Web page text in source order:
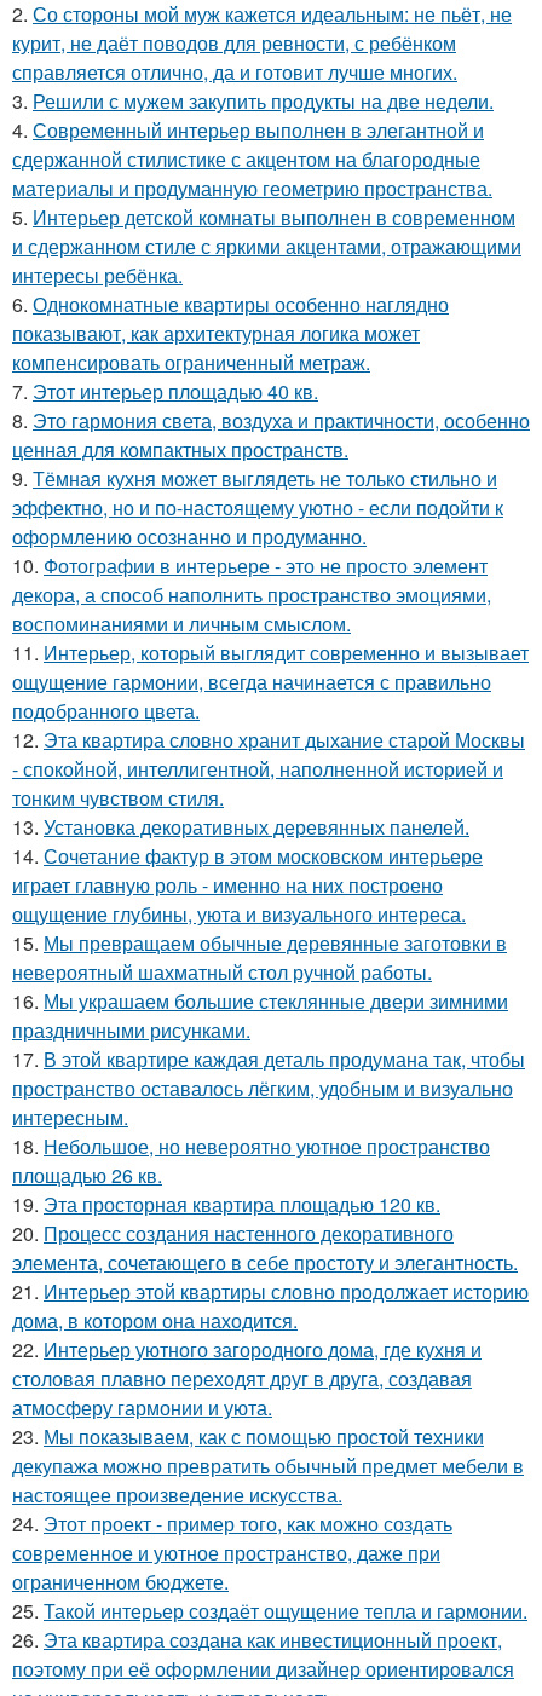
2. Со стороны мой муж кажется идеальным: не пьёт, не
курит, не даёт поводов для ревности, с ребёнком
справляется отлично, да и готовит лучше многих.
3. Решили с мужем закупить продукты на две недели.
4. Современный интерьер выполнен в элегантной и
сдержанной стилистике с акцентом на благородные
материалы и продуманную геометрию пространства.
5. Интерьер детской комнаты выполнен в современном
и сдержанном стиле с яркими акцентами, отражающими
интересы ребёнка.
6. Однокомнатные квартиры особенно наглядно
показывают, как архитектурная логика может
компенсировать ограниченный метраж.
7. Этот интерьер площадью 40 кв.
8. Это гармония света, воздуха и практичности, особенно
ценная для компактных пространств.
9. Тёмная кухня может выглядеть не только стильно и
эффектно, но и по-настоящему уютно - если подойти к
оформлению осознанно и продуманно.
10. Фотографии в интерьере - это не просто элемент
декора, а способ наполнить пространство эмоциями,
воспоминаниями и личным смыслом.
11. Интерьер, который выглядит современно и вызывает
ощущение гармонии, всегда начинается с правильно
подобранного цвета.
12. Эта квартира словно хранит дыхание старой Москвы
- спокойной, интеллигентной, наполненной историей и
тонким чувством стиля.
13. Установка декоративных деревянных панелей.
14. Сочетание фактур в этом московском интерьере
играет главную роль - именно на них построено
ощущение глубины, уюта и визуального интереса.
15. Мы превращаем обычные деревянные заготовки в
невероятный шахматный стол ручной работы.
16. Мы украшаем большие стеклянные двери зимними
праздничными рисунками.
17. В этой квартире каждая деталь продумана так, чтобы
пространство оставалось лёгким, удобным и визуально
интересным.
18. Небольшое, но невероятно уютное пространство
площадью 26 кв.
19. Эта просторная квартира площадью 120 кв.
20. Процесс создания настенного декоративного
элемента, сочетающего в себе простоту и элегантность.
21. Интерьер этой квартиры словно продолжает историю
дома, в котором она находится.
22. Интерьер уютного загородного дома, где кухня и
столовая плавно переходят друг в друга, создавая
атмосферу гармонии и уюта.
23. Мы показываем, как с помощью простой техники
декупажа можно превратить обычный предмет мебели в
настоящее произведение искусства.
24. Этот проект - пример того, как можно создать
современное и уютное пространство, даже при
ограниченном бюджете.
25. Такой интерьер создаёт ощущение тепла и гармонии.
26. Эта квартира создана как инвестиционный проект,
поэтому при её оформлении дизайнер ориентировался